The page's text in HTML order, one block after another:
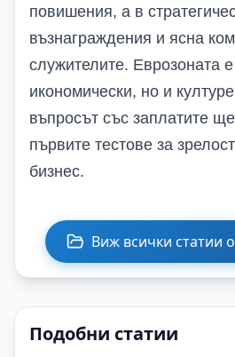
повишения, а в
възнаграждения и ясна
служителите. Еврозоната
икономически, но и
въпросът със заплатите
първите тестове за
бизнес.
Виж всички статии
Подобни статии